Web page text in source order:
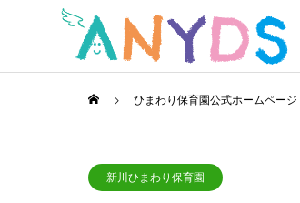
ひまわり保育園公式ホームページ
新川ひまわり保育園